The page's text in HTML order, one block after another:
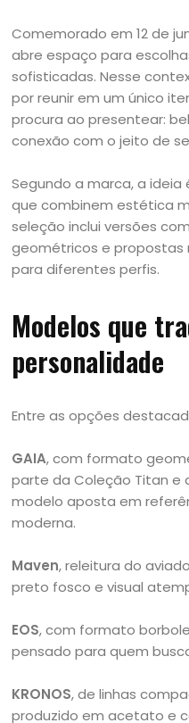
Comemorado em 12 de
abre espaço para
sofisticadas. Nesse
por reunir em um único
procura ao presentear:
conexão com o jeito de
Segundo a marca, a
que combinem estética
seleção inclui versões
geométricos e propostas
para diferentes perfis.
Modelos que
personalidade
Entre as opções
GAIA, com formato
parte da Coleção Titan e
modelo aposta em
moderna.
Maven, releitura do
preto fosco e visual
EOS, com formato
pensado para quem
KRONOS, de linhas
produzido em acetato e